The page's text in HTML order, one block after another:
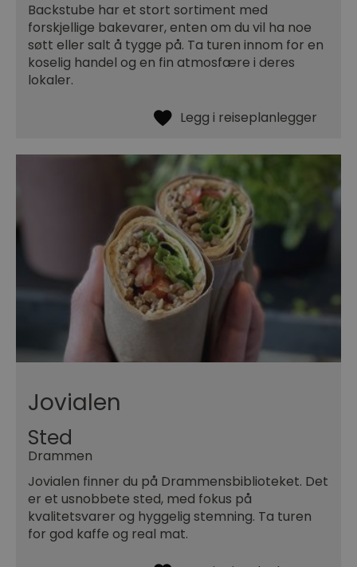
Backstube har et stort sortiment med
forskjellige bakevarer, enten om du vil ha noe
søtt eller salt å tygge på. Ta turen innom for en
koselig handel og en fin atmosfære i deres
lokaler.
Jovialen
Sted
Drammen
Jovialen finner du på Drammensbiblioteket. Det
er et usnobbete sted, med fokus på
kvalitetsvarer og hyggelig stemning. Ta turen
for god kaffe og real mat.